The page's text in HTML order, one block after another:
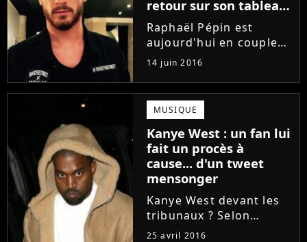
retour sur son tableau
de chasse
Raphaël Pépin est
aujourd'hui en couple
avec Coralie
Porrovecchio. Pourtant,
avant de trouver
l'amour (le vrai ?), le
candidat des Anges 8 a
su profiter de son
célibat. Il a eu
nombreuses...
14 juin 2016
MUSIQUE
Kanye West : un fan lui
fait un procès à
cause... d'un tweet
mensonger
Kanye West devant les
tribunaux ? Selon
l'Associated Press, le
25 avril 2016